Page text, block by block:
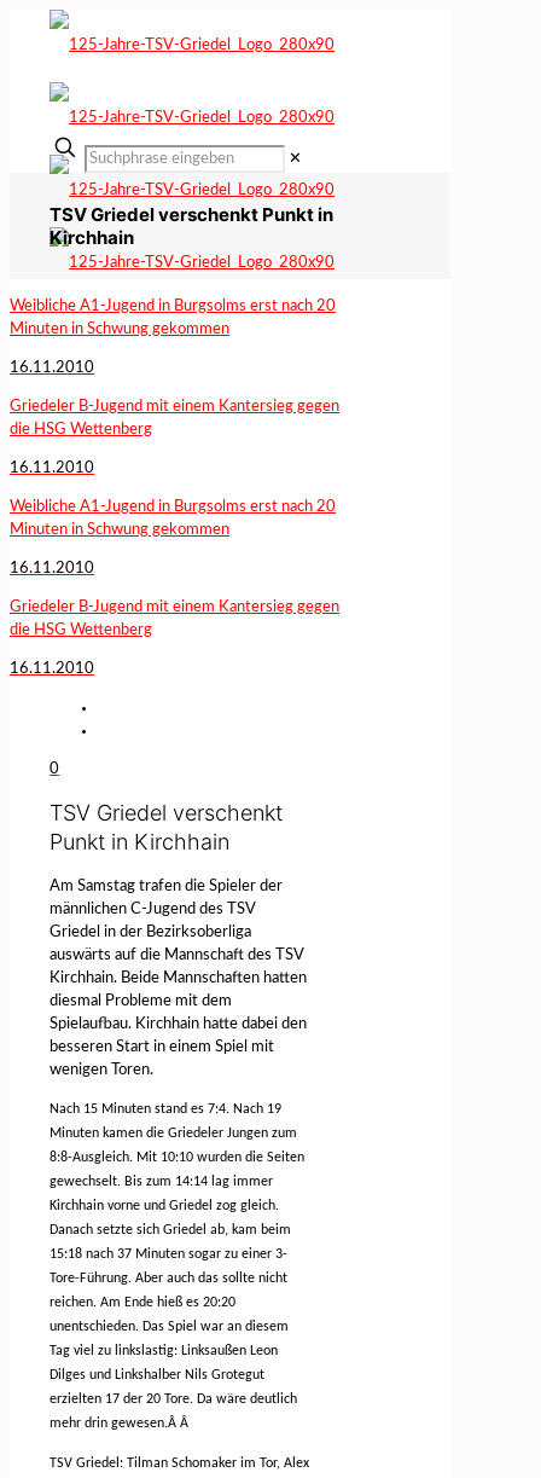
✕
TSV Griedel verschenkt Punkt in
Kirchhain
Weibliche A1-Jugend in Burgsolms erst nach 20
Minuten in Schwung gekommen
16.11.2010
Griedeler B-Jugend mit einem Kantersieg gegen
die HSG Wettenberg
16.11.2010
Weibliche A1-Jugend in Burgsolms erst nach 20
Minuten in Schwung gekommen
16.11.2010
Griedeler B-Jugend mit einem Kantersieg gegen
die HSG Wettenberg
16.11.2010
0
TSV Griedel verschenkt
Punkt in Kirchhain
Am Samstag trafen die Spieler der
männlichen C-Jugend des TSV
Griedel in der Bezirksoberliga
auswärts auf die Mannschaft des TSV
Kirchhain. Beide Mannschaften hatten
diesmal Probleme mit dem
Spielaufbau. Kirchhain hatte dabei den
besseren Start in einem Spiel mit
wenigen Toren.
Nach 15 Minuten stand es 7:4. Nach 19
Minuten kamen die Griedeler Jungen zum
8:8-Ausgleich. Mit 10:10 wurden die Seiten
gewechselt. Bis zum 14:14 lag immer
Kirchhain vorne und Griedel zog gleich.
Danach setzte sich Griedel ab, kam beim
15:18 nach 37 Minuten sogar zu einer 3-
Tore-Führung. Aber auch das sollte nicht
reichen. Am Ende hieß es 20:20
unentschieden. Das Spiel war an diesem
Tag viel zu linkslastig: Linksaußen Leon
Dilges und Linkshalber Nils Grotegut
erzielten 17 der 20 Tore. Da wäre deutlich
mehr drin gewesen.Â Â
TSV Griedel: Tilman Schomaker im Tor, Alex